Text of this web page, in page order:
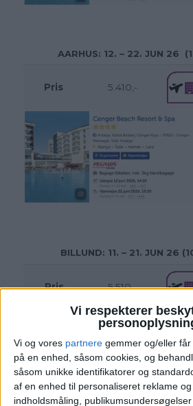
Vi respekterer
Vi og vores partnere gemmer og/eller
på en enhed, såsom cookies, og
såsom unikke identifikatorer og
af en enhed til personaliseret reklame
indholdsmåling,
AARHUS: 12. – 22. JUN 26
Pris 5.410,-
BILLUND: 11. – 21. JUN 26
Pris 5.510,-